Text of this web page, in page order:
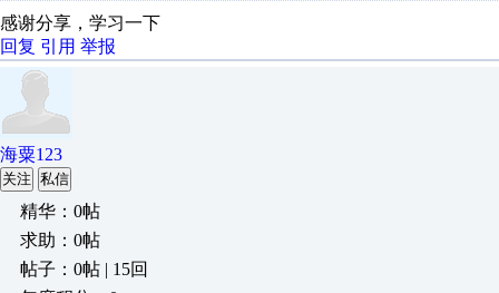
感谢分享，学习一下
回复 引用 举报
海粟123
关注 私信
精华：0帖
求助：0帖
帖子：0帖 | 15回